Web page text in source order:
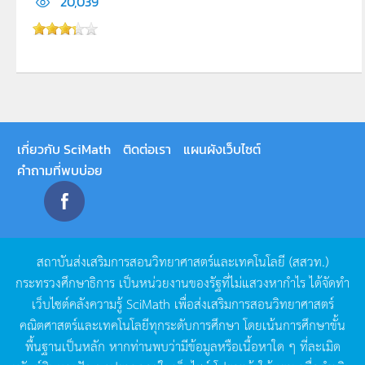
เกี่ยวกับ SciMath ติดต่อเรา
แผนผังเว็บไซต์
คำถามที่พบบ่อย
สถาบันส่งเสริมการสอนวิทยาศาสตร์และเทคโนโลยี (สสวท.)
กระทรวงศึกษาธิการ เป็นหน่วยงานของรัฐที่ไม่แสวงหากำไรได้จัดทำ
เว็บไซต์คลังความรู้SciMath เพื่อส่งเสริมการสอนวิทยาศาสตร์
คณิตศาสตร์และเทคโนโลยีทุกระดับการศึกษา โดยเน้นการศึกษาขั้น
พื้นฐานเป็นหลัก หากท่านพบว่ามีข้อมูลหรือเนื้อหาใด ๆ ที่ละเมิด